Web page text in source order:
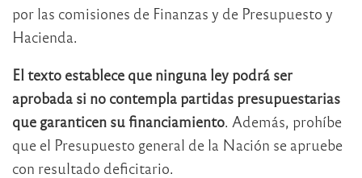
por las comisiones de Finanzas y de Presupuesto y
Hacienda.
El texto establece que ninguna ley podrá ser
aprobada si no contempla partidas presupuestarias
que garanticen su financiamiento. Además, prohíbe
que el Presupuesto general de la Nación se apruebe
con resultado deficitario.